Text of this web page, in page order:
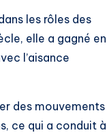
les rôles des
elle a gagné en
l’aisance
des mouvements
ce qui a conduit à